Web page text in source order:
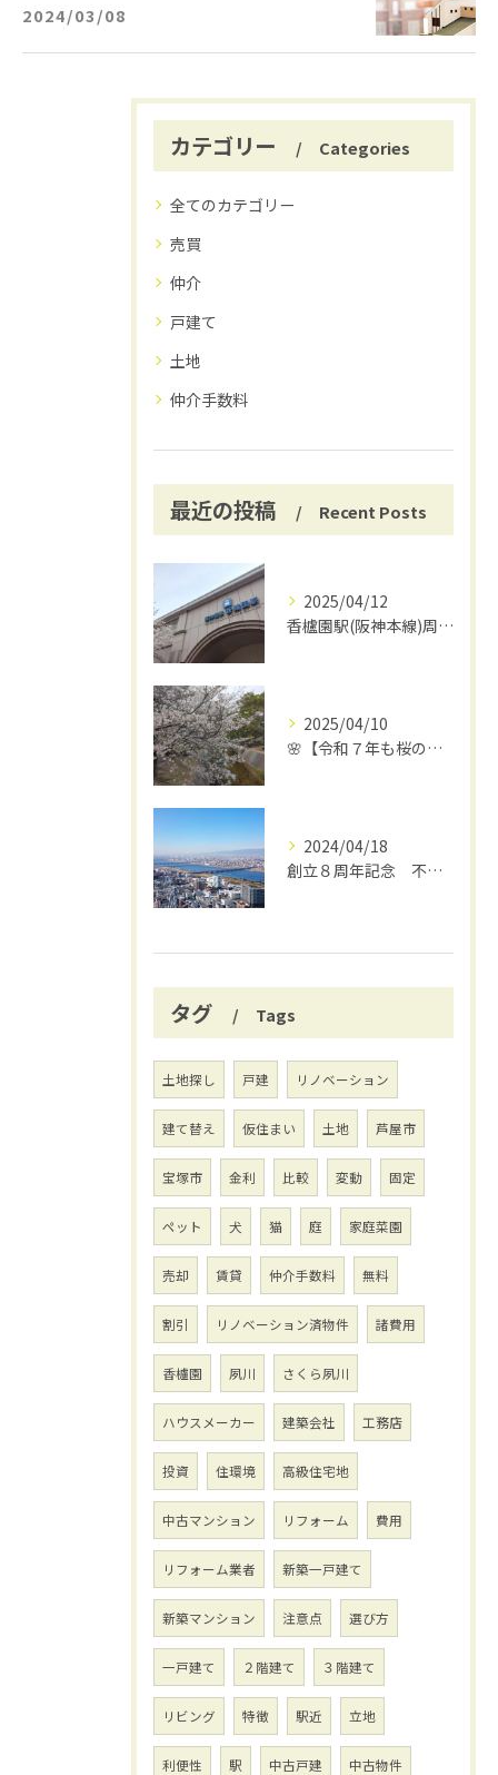
2024/03/08
カテゴリー Categories
全てのカテゴリー
売買
仲介
戸建て
土地
仲介手数料
最近の投稿 Recent Posts
2025/04/12
香櫨園駅(阪神本線)周辺の魅力を発見してみませんか？
2025/04/10
🌸【令和７年も桜の季節がやってきました！】🌸
2024/04/18
創立８周年記念 不動産売買賃貸仲介会社のシフト総合ハウジング 【西宮市】夙川のさくらが有名な阪神香櫨園駅が最寄りの不動産屋
タグ Tags
土地探し 戸建 リノベーション
建て替え 仮住まい 土地 芦屋市
宝塚市 金利 比較 変動 固定
ペット 犬 猫 庭 家庭菜園
売却 賃貸 仲介手数料 無料
割引 リノベーション済物件 諸費用
香櫨園 夙川 さくら夙川
ハウスメーカー 建築会社 工務店
投資 住環境 高級住宅地
中古マンション リフォーム 費用
リフォーム業者 新築一戸建て
新築マンション 注意点 選び方
一戸建て ２階建て ３階建て
リビング 特徴 駅近 立地
利便性 駅 中古戸建 中古物件